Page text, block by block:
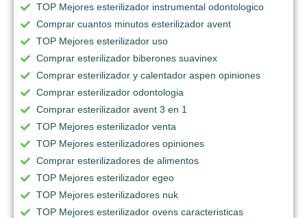
TOP Mejores esterilizador instrumental odontologico
Comprar cuantos minutos esterilizador avent
TOP Mejores esterilizador uso
Comprar esterilizador biberones suavinex
Comprar esterilizador y calentador aspen opiniones
Comprar esterilizador odontologia
Comprar esterilizador avent 3 en 1
TOP Mejores esterilizador venta
TOP Mejores esterilizadores opiniones
Comprar esterilizadores de alimentos
TOP Mejores esterilizador egeo
TOP Mejores esterilizadores nuk
TOP Mejores esterilizador ovens caracteristicas